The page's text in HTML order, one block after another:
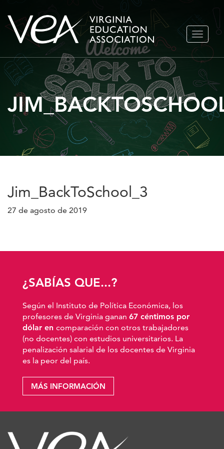
Ir
contenido
Jim_BackToSchool_3
27 de agosto de 2019
¿SABÍAS QUE...?
Según el Instituto de Política Económica, los
profesores de Virginia ganan 67 céntimos por
dólar en comparación con otros trabajadores
(no docentes) con estudios universitarios. La
penalización salarial de los docentes de Virginia
es la peor del país.
MÁS INFORMACIÓN